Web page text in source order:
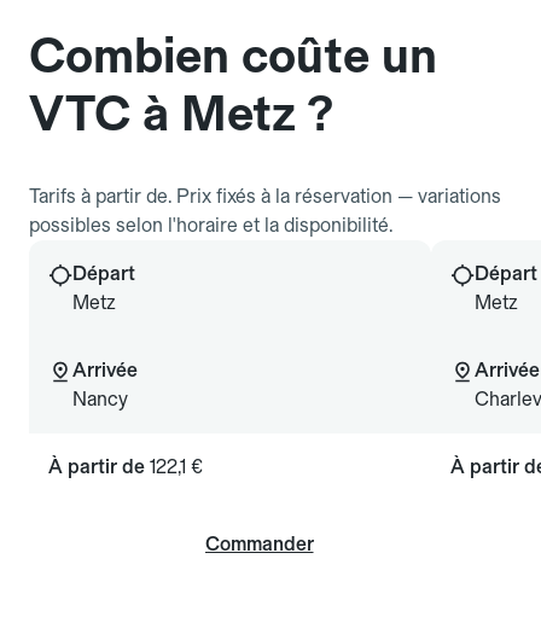
Combien coûte un
VTC à Metz ?
Tarifs à partir de. Prix fixés à la réservation — variations
possibles selon l'horaire et la disponibilité.
Départ
Metz
Arrivée
Nancy
À partir de 122,1 €
Commander
Départ
Metz
Arrivée
À partir